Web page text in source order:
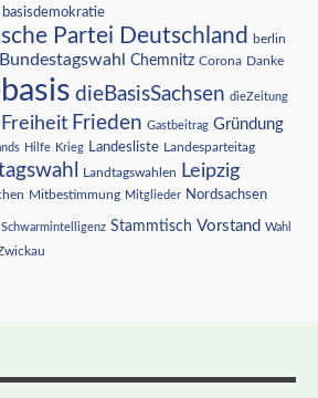
basisdemokratie
Partei Deutschland berlin
Bundestagswahl Chemnitz Corona Danke
dieBasisSachsen dieZeitung
Freiheit Frieden Gastbeitrag Gründung
Hilfe Krieg Landesliste Landesparteitag
Landtagswahlen Leipzig
Mitbestimmung Mitglieder Nordsachsen
Schwarmintelligenz Stammtisch Vorstand Wahl